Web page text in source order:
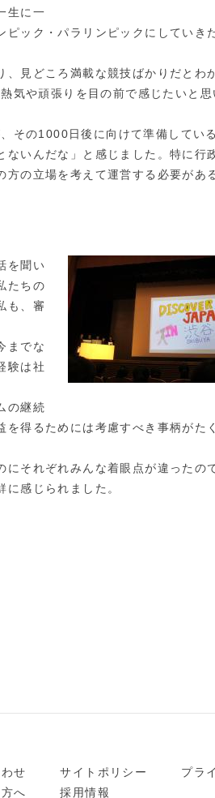
生に一
ピック・パラリンピックにしていき
、見どころ満載な競技ばかりだとわ
気や頑張りを目の前で感じたいと思
その1000日後に向けて準備してい
ないんだな」と感じました。特に行
方の立場を考えて運営する必要があ
を聞い
たちの
も、審
までな
験は社
の継続
得るためには考慮すべき事柄がた
それぞれみんな着眼点が違ったの
感じられました。
せ サイトポリシー プラ
へ
採用情報